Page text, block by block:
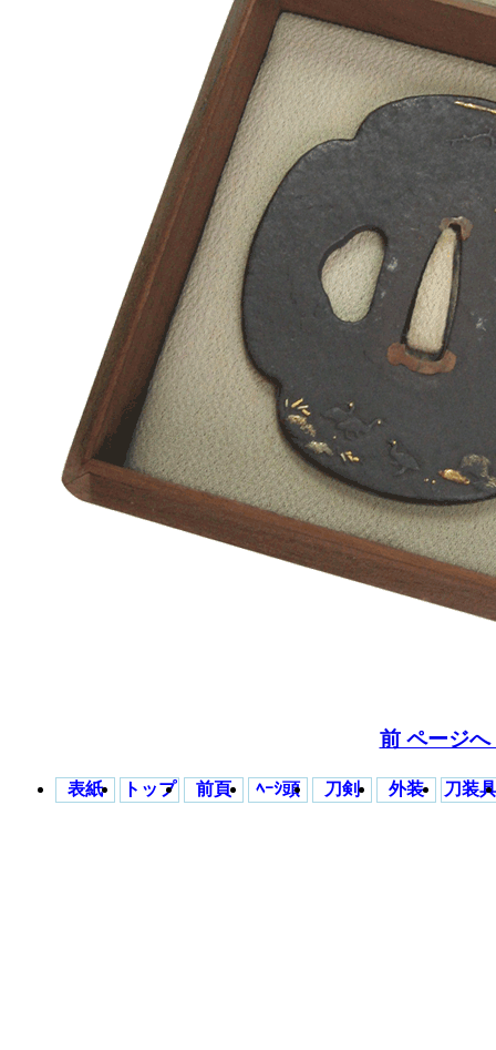
前 ページ
表紙 トップ 前頁 ﾍｰｼ頭 刀剣 外装 刀装具